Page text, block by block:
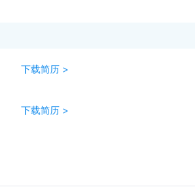
下载简历 >
下载简历 >